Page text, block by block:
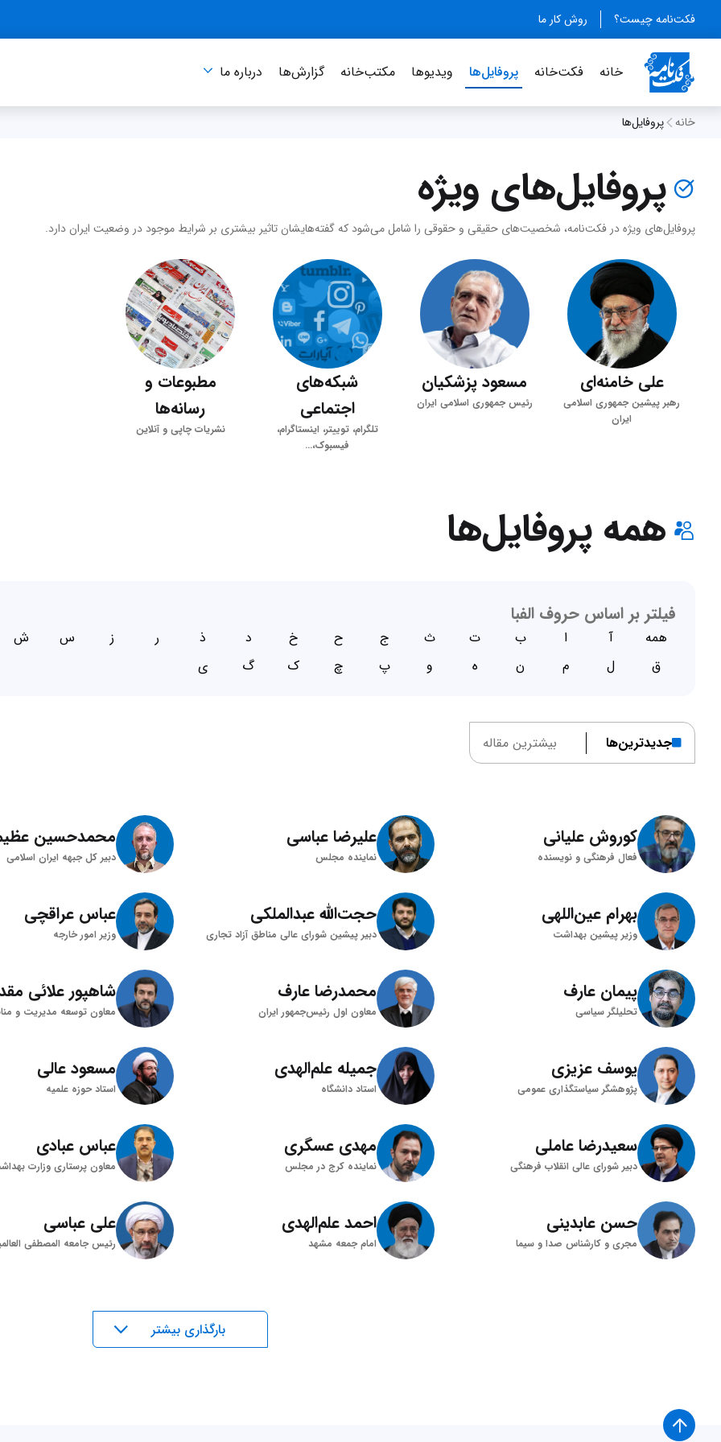
فکت‌نامه چیست؟ روش کار ما
خانه فکت‌خانه پروفایل‌ها ویدیو‌ها مکتب‌خانه گزارش‌ها درباره‌ ما
خانه پروفایل‌ها
پروفایل‌های ویژه
پروفایل‌های ویژه در فکت‌نامه، شخصیت‌های حقیقی و حقوقی را شامل می‌شود که گفته‌هایشان تاثیر بیشتری بر شرایط موجود در وضعیت ایران دارد.
علی خامنه‌ای
رهبر پیشین جمهوری اسلامی
ایران
مسعود پزشکیان
رئیس جمهوری اسلامی ایران
شبکه‌های
اجتماعی
تلگرام، توییتر، اینستاگرام،
فیسبوک،...
مطبوعات و
رسانه‌ها
نشریات چاپی و آنلاین
همه پروفایل‌ها
فیلتر بر اساس حروف الفبا
همه آ ا ب ت ث ج ح خ د ذ ر ز س ش
ق
ل م ن ه و پ چ ک گ ی
جدید‌ترین‌ها بیشتر‌ین مقاله
کوروش علیانی
فعال فرهنگی و نویسنده
علیرضا عباسی
نماینده مجلس
محمدحسین
دبیر کل جبهه ایران اسلامی
بهرام عین‌اللهی
وزیر پیشین بهداشت
حجت‌الله عبدالملکی
دبیر پیشین شورای عالی مناطق آزاد تجاری
عباس عراقچی
وزیر امور خارجه
پیمان عارف
تحلیلگر سیاسی
محمدرضا عارف
معاون اول رئیس‌جمهور ایران
شاهپور علائی
یوسف عزیزی
پژوهشگر سیاستگذاری عمومی
جمیله علم‌الهدی
استاد دانشگاه
مسعود عالی
استاد حوزه علمیه
سعیدرضا عاملی
دبیر شورای عالی انقلاب فرهنگی
مهدی عسگری
نماینده کرج در مجلس
عباس عبادی
معاون پرستاری وزارت
حسن عابدینی
مجری و کارشناس صدا و سیما
احمد علم‌الهدی
امام جمعه مشهد
علی عباسی
رئیس جامعه المصطفی
بار‌گذاری بیشتر